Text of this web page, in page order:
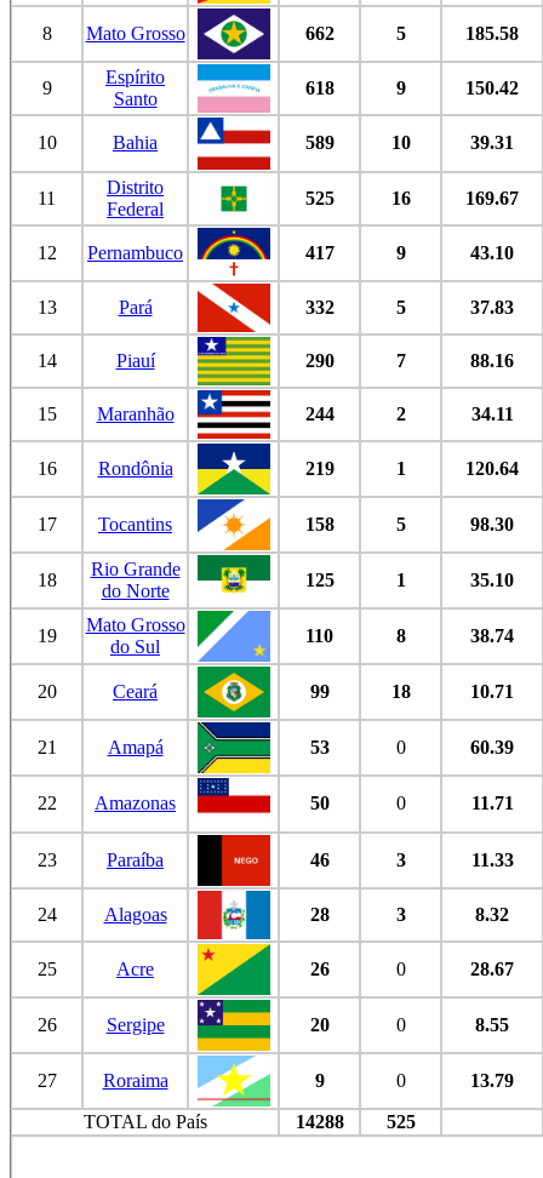
8 Mato Grosso 662 5 185.58
9
Espírito
Santo
618 9 150.42
10 Bahia 589 10 39.31
11
Distrito
Federal
525 16 169.67
12 Pernambuco 417 9 43.10
13 Pará 332 5 37.83
14 Piauí 290 7 88.16
15 Maranhão 244 2 34.11
16 Rondônia 219 1 120.64
17 Tocantins 158 5 98.30
18
Rio Grande
do Norte
125 1 35.10
19
Mato Grosso
do Sul
110 8 38.74
20 Ceará 99 18 10.71
21 Amapá 53 0 60.39
22 Amazonas 50 0 11.71
23 Paraíba 46 3 11.33
24 Alagoas 28 3 8.32
25 Acre 26 0 28.67
26 Sergipe 20 0 8.55
27 Roraima 9 0
13.79
TOTAL do País
14288 525